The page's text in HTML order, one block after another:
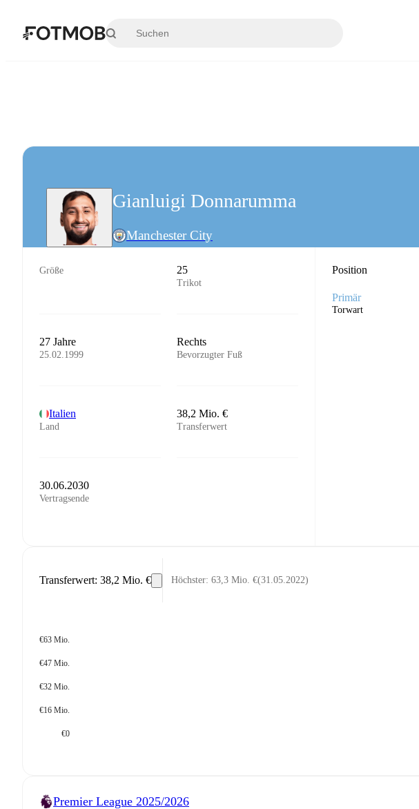
Gianluigi Donnarumma
Manchester City
Größe 25
Trikot
27 Jahre
25.02.1999
Rechts
Bevorzugter Fuß
Italien
Land
38,2 Mio. €
Transferwert
30.06.2030
Vertragsende
Position
Primär
Torwart
Transferwert: 38,2 Mio. € Höchster: 63,3 Mio. €(31.05.2022)
€63 Mio.
€47 Mio.
€32 Mio.
€16 Mio.
€0
Premier League 2025/2026